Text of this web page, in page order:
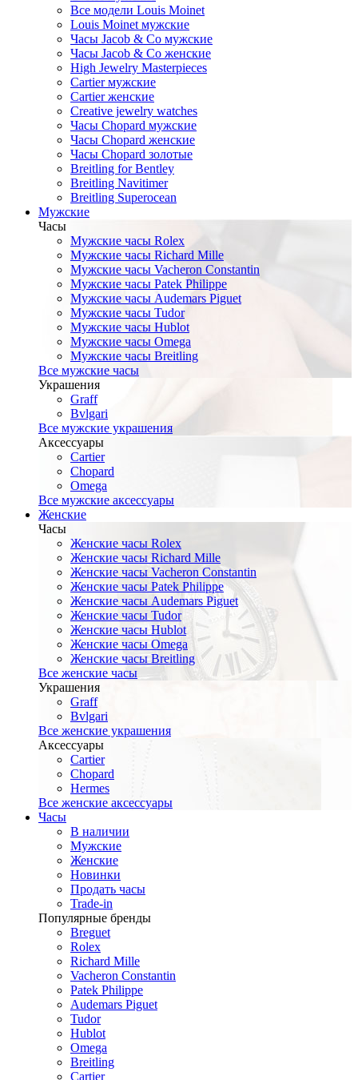
Все модели Louis Moinet
Louis Moinet мужские
Часы Jacob & Co мужские
Часы Jacob & Co женские
High Jewelry Masterpieces
Cartier мужские
Cartier женские
Creative jewelry watches
Часы Chopard мужские
Часы Сhopard женские
Часы Сhopard золотые
Breitling for Bentley
Breitling Navitimer
Breitling Superocean
Мужские
Часы
Мужские часы Rolex
Мужские часы Richard Mille
Мужские часы Vacheron Constantin
Мужские часы Patek Philippe
Мужские часы Audemars Piguet
Мужские часы Tudor
Мужские часы Hublot
Мужские часы Omega
Мужские часы Breitling
Все мужские часы
Украшения
Graff
Bvlgari
Все мужские украшения
Аксессуары
Cartier
Chopard
Omega
Все мужские аксессуары
Женские
Часы
Женские часы Rolex
Женские часы Richard Mille
Женские часы Vacheron Constantin
Женские часы Patek Philippe
Женские часы Audemars Piguet
Женские часы Tudor
Женские часы Hublot
Женские часы Omega
Женские часы Breitling
Все женские часы
Украшения
Graff
Bvlgari
Все женские украшения
Аксессуары
Cartier
Chopard
Hermes
Все женские аксессуары
Часы
В наличии
Мужские
Женские
Новинки
Продать часы
Trade-in
Популярные бренды
Breguet
Rolex
Richard Mille
Vacheron Constantin
Patek Philippe
Audemars Piguet
Tudor
Hublot
Omega
Breitling
Cartier